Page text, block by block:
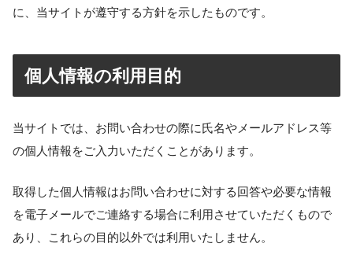
に、当サイトが遵守する方針を示したものです。
個人情報の利用目的
当サイトでは、お問い合わせの際に氏名やメールアドレス等
の個人情報をご入力いただくことがあります。
取得した個人情報はお問い合わせに対する回答や必要な情報
を電子メールでご連絡する場合に利用させていただくもので
あり、これらの目的以外では利用いたしません。